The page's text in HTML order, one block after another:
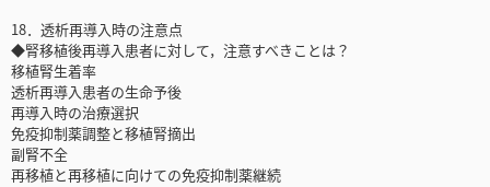
18．透析再導入時の注意点
◆腎移植後再導入患者に対して，注意すべきことは？
移植腎生着率
透析再導入患者の生命予後
再導入時の治療選択
免疫抑制薬調整と移植腎摘出
副腎不全
再移植と再移植に向けての免疫抑制薬継続